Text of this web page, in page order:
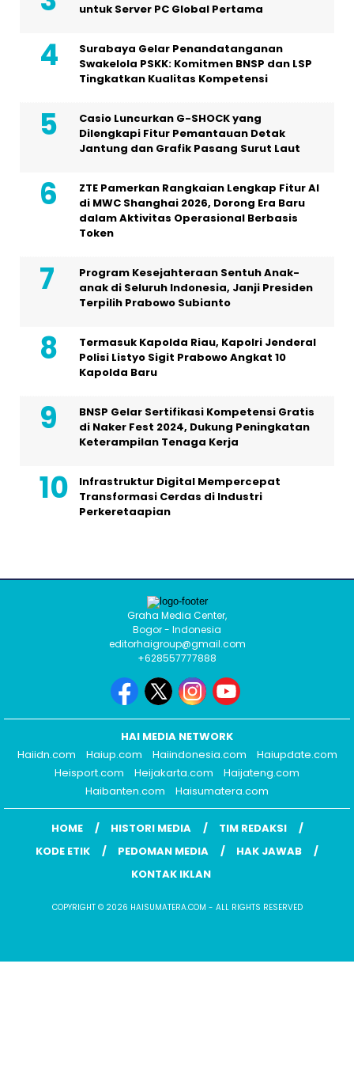
untuk Server PC Global Pertama
Surabaya Gelar Penandatanganan
Swakelola PSKK: Komitmen BNSP dan LSP
Tingkatkan Kualitas Kompetensi
Casio Luncurkan G-SHOCK yang
Dilengkapi Fitur Pemantauan Detak
Jantung dan Grafik Pasang Surut Laut
ZTE Pamerkan Rangkaian Lengkap Fitur AI
di MWC Shanghai 2026, Dorong Era Baru
dalam Aktivitas Operasional Berbasis
Token
Program Kesejahteraan Sentuh Anak-
anak di Seluruh Indonesia, Janji Presiden
Terpilih Prabowo Subianto
Termasuk Kapolda Riau, Kapolri Jenderal
Polisi Listyo Sigit Prabowo Angkat 10
Kapolda Baru
BNSP Gelar Sertifikasi Kompetensi Gratis
di Naker Fest 2024, Dukung Peningkatan
Keterampilan Tenaga Kerja
Infrastruktur Digital Mempercepat
Transformasi Cerdas di Industri
Perkeretaapian
Graha Media Center,
Bogor - Indonesia
editorhaigroup@gmail.com
+628557777888
HAI MEDIA NETWORK
Haiidn.com
Haiup.com Haiindonesia.com
Haiupdate.com
Heisport.com
Heijakarta.com
Haijateng.com
Haibanten.com
Haisumatera.com
HOME HISTORI MEDIA
TIM REDAKSI
KODE ETIK
PEDOMAN MEDIA
HAK JAWAB
KONTAK IKLAN
COPYRIGHT © 2026 HAISUMATERA.COM - ALL RIGHTS RESERVED